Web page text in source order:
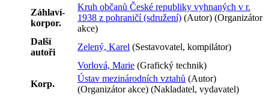
Záhlaví-
korpor.
Kruh občanů České republiky vyhnaných v r.
1938 z pohraničí (sdružení) (Autor) (Organizátor
akce)
Další
autoři
Zelený, Karel (Sestavovatel, kompilátor)
Vorlová, Marie (Grafický technik)
Korp.
Ústav mezinárodních vztahů (Autor)
(Organizátor akce) (Nakladatel, vydavatel)